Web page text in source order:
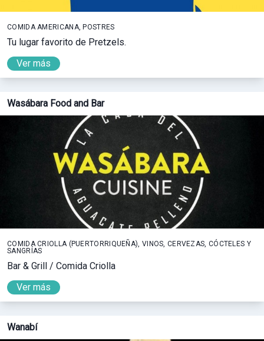
COMIDA AMERICANA, POSTRES
Tu lugar favorito de Pretzels.
Ver más
Wasábara Food and Bar
COMIDA CRIOLLA (PUERTORRIQUEÑA), VINOS, CERVEZAS, CÓCTELES Y
SANGRÍAS
Bar & Grill / Comida Criolla
Ver más
Wanabí